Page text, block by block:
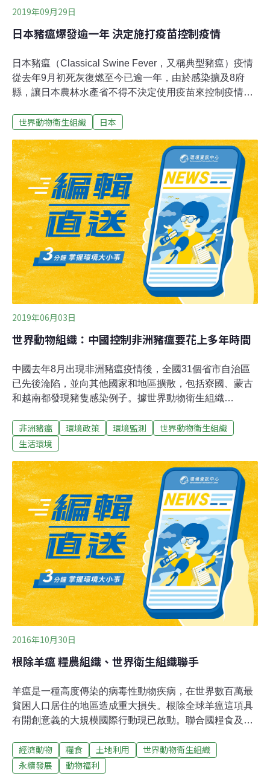
2019年09月29日
日本豬瘟爆發逾一年 決定施打疫苗控制疫情
日本豬瘟（Classical Swine Fever，又稱典型豬瘟）疫情
從去年9月初死灰復燃至今已逾一年，由於感染擴及8府
縣，讓日本農林水產省不得不決定使用疫苗來控制疫情。
對肉豬或野豬具高度傳染力的疾病，但不會傳染給人類。
染豬瘟，就必須撲殺養豬場內所有豬隻。岐阜縣去年9月
初爆發豬瘟疫情，啟動相關因應措施撲殺養豬場內610頭
豬隻。縣府表示，這是日本從1992年在熊本縣發生豬瘟疫
情以來，時隔26年再度確認有豬隻感染豬瘟。雖然主管機
關及地方政府用了各種方式希望避免感染擴散，但經過一
年不僅擴及8府縣，連日本關東地方埼玉縣秩父市一處養
豬場，本月也發生豬瘟疫情，是關東地方首例，讓相關單
位憂心疫情擴散到豬隻飼養量更多的北關東地區。豬農不
願多年辛苦化為烏有，疾呼應為豬隻接種疫苗；長野縣
世界動物衛生組織 日本
2019年06月03日
世界動物組織：中國控制非洲豬瘟要花上多年時間
中國去年8月出現非洲豬瘟疫情後，全國31個省市自治區
已先後淪陷，並向其他國家和地區擴散，包括寮國、蒙古
和越南都發現豬隻感染例子。據世界動物衛生組織
上好幾年的時間，未來幾個月，非洲豬瘟蔓延到亞洲其他
國家的風險很大，因為肉類和肉製品供應鏈，已經受到嚴
豬瘟的傳播不僅損害了亞洲的生豬量和中國豬肉市場，也
衝擊到國際豬肉市場和大豆等動物飼料市場。所有影響將
繼續對市場構成很大的不確定性，輻射效應不僅限於生豬
產業。
非洲豬瘟 環境政策 環境監測
世界動物衛生組織
生活環境
2016年10月30日
根除羊瘟 糧農組織、世界衛生組織聯手
羊瘟是一種高度傳染的病毒性動物疾病，在世界數百萬最
貧困人口居住的地區造成重大損失。根除全球羊瘟這項具
有開創意義的大規模國際行動現已啟動。聯合國糧食及農
日啟動了一項9億9640萬美元的計劃，將作為2030年之前
根除羊瘟15年行動的第一期工作。羊瘟於1942年首次在科
經濟動物 糧食 土地利用
世界動物衛生組織
永續發展
動物福利